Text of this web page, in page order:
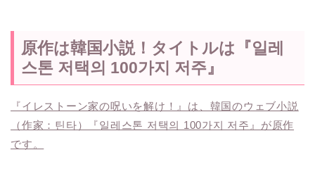
原作は韓国小説！タイトルは『일레
스톤 저택의 100가지 저주』
『イレストーン家の呪いを解け！』は、韓国のウェブ小説
（作家：틴타）『일레스톤 저택의 100가지 저주』が原作
です。